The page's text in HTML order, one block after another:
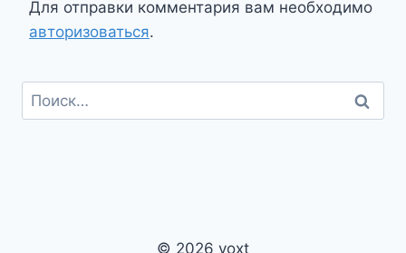
Для отправки комментария вам необходимо
авторизоваться.
Найти:
© 2026 voxt